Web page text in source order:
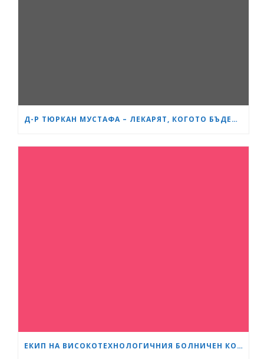
Д-Р ТЮРКАН МУСТАФА – ЛЕКАРЯТ, КОГОТО БЪДЕЩИТЕ МАЙКИ В БУРГАС ЧЕСТО ПРЕПОРЪЧВАТ ЕДНА НА ДРУГА
ЕКИП НА ВИСОКОТЕХНОЛОГИЧНИЯ БОЛНИЧЕН КОМПЛЕКС „СЪРЦЕ И МОЗЪК“ – ПЛЕВЕН ИЗВЪРШИ ЕДНА ОТ НАЙ-СЛОЖНИТЕ ОПЕРАЦИИ В ОНКОЛОГИЧНАТА ХИРУРГИЯ